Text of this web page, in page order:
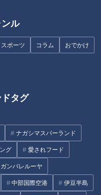
ル
スポーツ コラム おでかけ
ドタグ
ナガシマスパーランド
グ 愛されフード
ガンバレルーヤ
中部国際空港 伊豆半島
で増える「難聴」日常生活
材とは？難聴の意外な原因や
魚鱗癬と闘う大学生に聞
手術の理由とその後…配信
キュメンタリー「ピエロと
ばれた息子」第114話
限定